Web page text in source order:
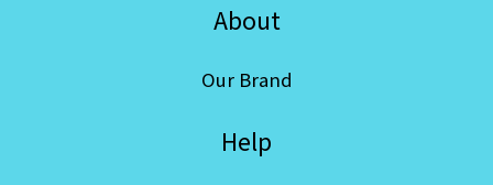
About
Our Brand
Help